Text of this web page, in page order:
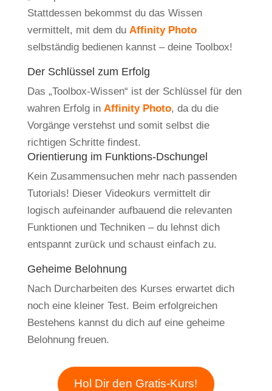
Stattdessen bekommst du das Wissen
vermittelt, mit dem du Affinity Photo
selbständig bedienen kannst – deine Toolbox!
Der Schlüssel zum Erfolg
Das „Toolbox-Wissen“ ist der Schlüssel für den
wahren Erfolg in Affinity Photo, da du die
Vorgänge verstehst und somit selbst die
richtigen Schritte findest.
Orientierung im Funktions-Dschungel
Kein Zusammensuchen mehr nach passenden
Tutorials! Dieser Videokurs vermittelt dir
logisch aufeinander aufbauend die relevanten
Funktionen und Techniken – du lehnst dich
entspannt zurück und schaust einfach zu.
Geheime Belohnung
Nach Durcharbeiten des Kurses erwartet dich
noch eine kleiner Test. Beim erfolgreichen
Bestehens kannst du dich auf eine geheime
Belohnung freuen.
Hol Dir den Gratis-Kurs!